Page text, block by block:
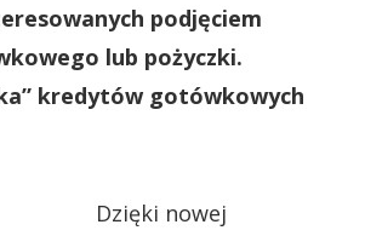
podjęciem
lub pożyczki.
kredytów gotówkowych
Dzięki nowej